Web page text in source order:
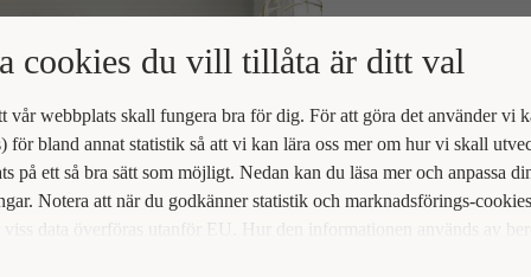
cookies du vill tillåta är ditt val
vår webbplats skall fungera bra för dig. För att göra det använder vi
för bland annat statistik så att vi kan lära oss mer om hur vi skall
på ett så bra sätt som möjligt. Nedan kan du läsa mer och anpassa
Notera att när du godkänner statistik och marknadsförings-cookies
data överföras utanför EU. Hur den informationen används av